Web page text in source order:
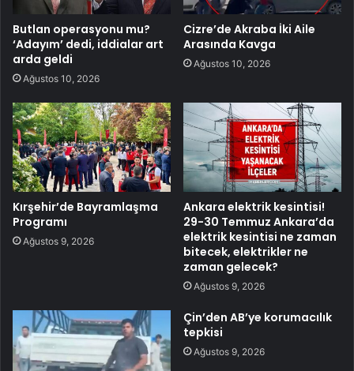
Butlan operasyonu mu?
‘Adayım’ dedi, iddialar art
arda geldi
Ağustos 10, 2026
Cizre’de Akraba İki Aile
Arasında Kavga
Ağustos 10, 2026
Kırşehir’de Bayramlaşma
Programı
Ağustos 9, 2026
Ankara elektrik kesintisi!
29-30 Temmuz Ankara’da
elektrik kesintisi ne zaman
bitecek, elektrikler ne
zaman gelecek?
Ağustos 9, 2026
Çin’den AB’ye korumacılık
tepkisi
Ağustos 9, 2026